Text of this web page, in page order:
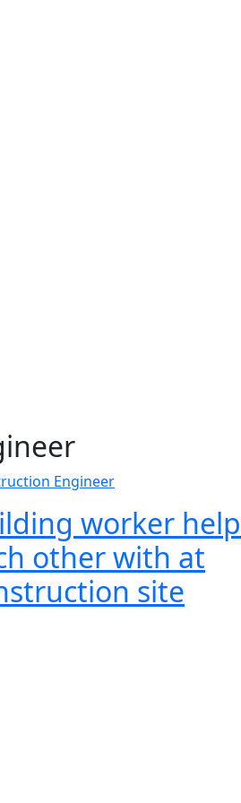
Engineer
worker help
other with at
site